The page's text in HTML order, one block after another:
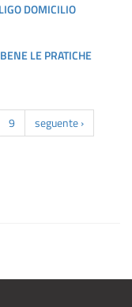
DOMICILIO
LE PRATICHE
9
seguente ›